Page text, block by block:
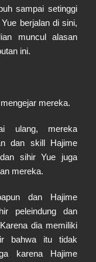
sampai setinggi
berjalan di sini,
muncul alasan
ini.
mereka.
ulang, mereka
dan skill Hajime
sihir Yue juga
mereka.
dan Hajime
peleindung dan
dia memiliki
bahwa itu tidak
karena Hajime